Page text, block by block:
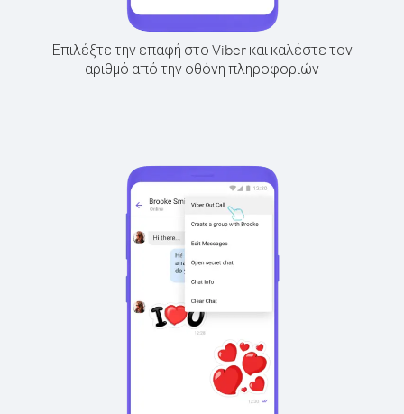
Επιλέξτε την επαφή στο Viber και καλέστε τον
αριθμό από την οθόνη πληροφοριών